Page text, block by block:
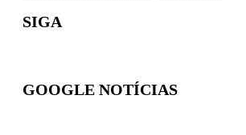
SIGA
GOOGLE NOTÍCIAS